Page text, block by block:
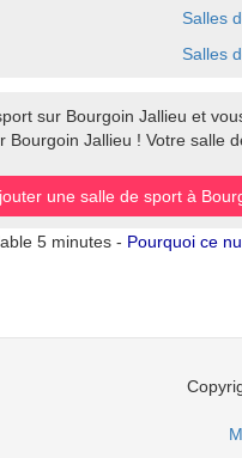
Salles
Salles
sur Bourgoin Jallieu et
Bourgoin Jallieu ! Votre salle
une salle de sport à
5 minutes - Pourquoi ce